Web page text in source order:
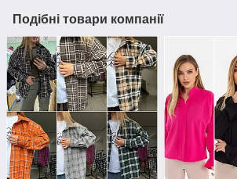
Подібні товари компанії